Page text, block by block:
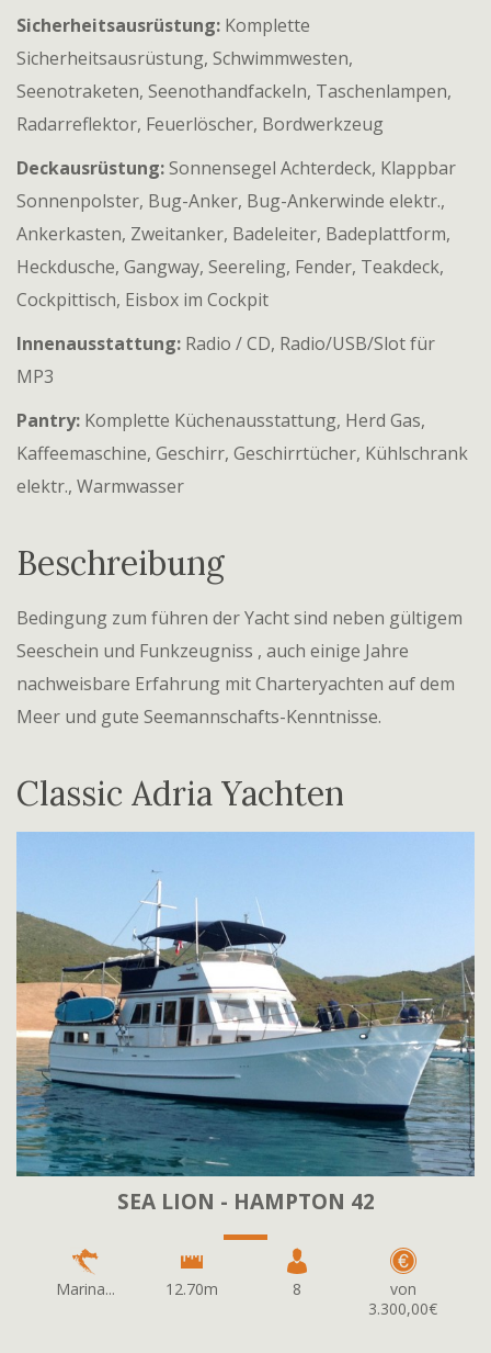
Sicherheitsausrüstung: Komplette
Sicherheitsausrüstung, Schwimmwesten,
Seenotraketen, Seenothandfackeln, Taschenlampen,
Radarreflektor, Feuerlöscher, Bordwerkzeug
Deckausrüstung:Sonnensegel Achterdeck, Klappbar
Sonnenpolster, Bug-Anker, Bug-Ankerwinde elektr.,
Ankerkasten, Zweitanker, Badeleiter, Badeplattform,
Heckdusche, Gangway, Seereling, Fender, Teakdeck,
Cockpittisch, Eisbox im Cockpit
Innenausstattung: Radio / CD, Radio/USB/Slot für
MP3
Pantry: Komplette Küchenausstattung, Herd Gas,
Kaffeemaschine, Geschirr, Geschirrtücher, Kühlschrank
elektr., Warmwasser
Beschreibung
Bedingung zum führen der Yacht sind neben gültigem
Seeschein und Funkzeugniss , auch einige Jahre
nachweisbare Erfahrung mit Charteryachten auf dem
Meer und gute Seemannschafts-Kenntnisse.
Classic Adria Yachten
SEA LION - HAMPTON 42
Marina... 12.70m 8
von
3.300,00€